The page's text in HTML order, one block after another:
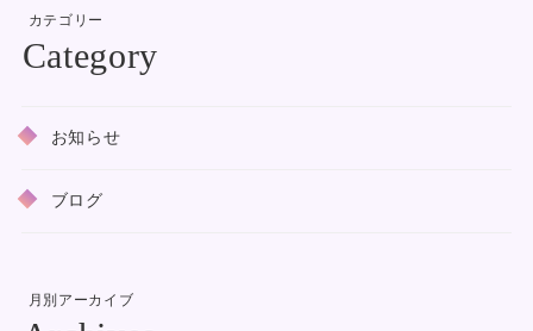
カテゴリー
お知らせ
ブログ
月別アーカイブ